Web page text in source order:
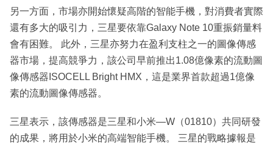
另一方面，市場亦開始懷疑高階的智能手機，對消費者實際
還有多大的吸引力，三星要依靠Galaxy Note 10重振銷量料
會有困難。 此外，三星亦努力在盈利支柱之一的圖像傳感
器市場，提高競爭力，該公司早前推出1.08億像素的流動圖
像傳感器ISOCELL Bright HMX，這是業界首款超過1億像
素的流動圖像傳感器。
三星表示，該傳感器是三星和小米—W（01810）共同研發
的成果，將用於小米的高端智能手機。 三星的戰略據報是